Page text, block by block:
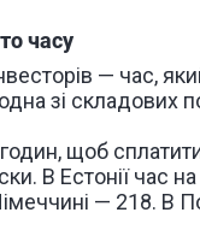
часу
— час,
зі складових
щоб
В Естонії час
— 218. В